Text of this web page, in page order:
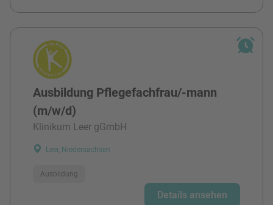
Ausbildung Pflegefachfrau/-mann
(m/w/d)
Klinikum Leer gGmbH
Leer, Niedersachsen
Ausbildung
Details ansehen